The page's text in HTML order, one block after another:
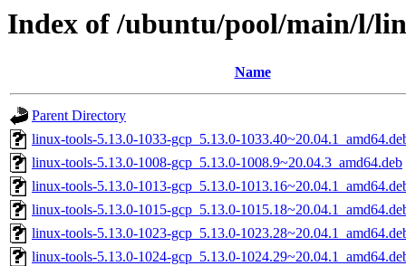
Index of /ubuntu/pool/main/l/
Name
Parent Directory
linux-tools-5.13.0-1033-gcp_5.13.0-
linux-tools-5.13.0-1008-gcp_5.13.0-1008.9~20.04.3_amd64.deb
linux-tools-5.13.0-1013-gcp_5.13.0-
linux-tools-5.13.0-1015-gcp_5.13.0-
linux-tools-5.13.0-1023-gcp_5.13.0-
linux-tools-5.13.0-1024-gcp_5.13.0-